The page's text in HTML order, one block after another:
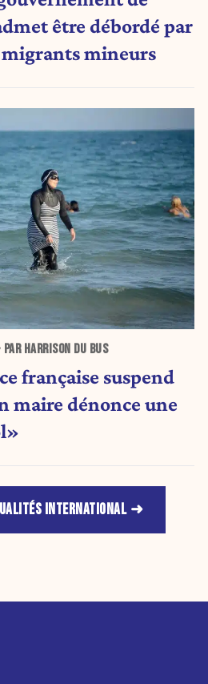
être débordé par
migrants mineurs
HARRISON DU BUS
française suspend
dénonce une
INTERNATIONAL